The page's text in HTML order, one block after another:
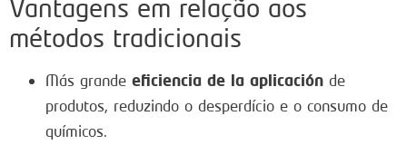
Vantagens em relação aos
métodos tradicionais
Más grande eficiencia de la aplicación de
produtos, reduzindo o desperdício e o consumo de
químicos.